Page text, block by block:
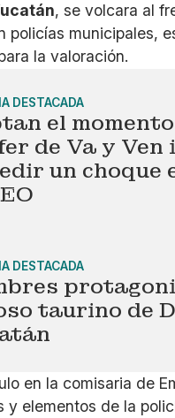
, se volcara al
policías municipales,
la valoración.
DESTACADA
el
de Va y
un choque
DESTACADA
taurino de
en la comisaria de
elementos de la